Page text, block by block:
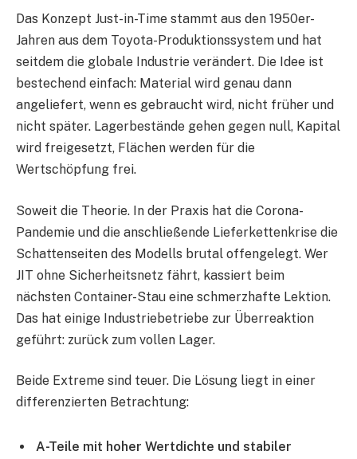
Das Konzept Just-in-Time stammt aus den 1950er-
Jahren aus dem Toyota-Produktionssystem und hat
seitdem die globale Industrie verändert. Die Idee ist
bestechend einfach: Material wird genau dann
angeliefert, wenn es gebraucht wird, nicht früher und
nicht später. Lagerbestände gehen gegen null, Kapital
wird freigesetzt, Flächen werden für die
Wertschöpfung frei.
Soweit die Theorie. In der Praxis hat die Corona-
Pandemie und die anschließende Lieferkettenkrise die
Schattenseiten des Modells brutal offengelegt. Wer
JIT ohne Sicherheitsnetz fährt, kassiert beim
nächsten Container-Stau eine schmerzhafte Lektion.
Das hat einige Industriebetriebe zur Überreaktion
geführt: zurück zum vollen Lager.
Beide Extreme sind teuer. Die Lösung liegt in einer
differenzierten Betrachtung:
A-Teile mit hoher Wertdichte und stabiler